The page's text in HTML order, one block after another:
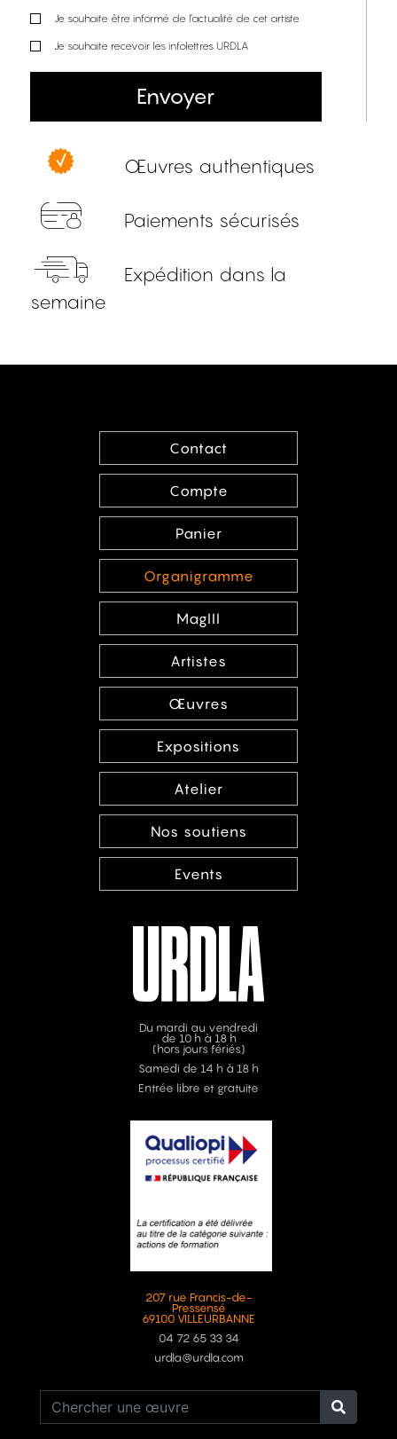
Je souhaite être informé de l’actualité de cet artiste
Je souhaite recevoir les infolettres URDLA
Envoyer
Œuvres authentiques
Paiements sécurisés
Expédition dans la
semaine
Contact
Compte
Panier
Organigramme
MagIII
Artistes
Œuvres
Expositions
Atelier
Nos soutiens
Events
Du mardi au vendredi
de 10 h à 18 h
(hors jours fériés)
Samedi de 14 h à 18 h
Entrée libre et gratuite
207 rue Francis-de-
Pressensé
69100 VILLEURBANNE
04 72 65 33 34
urdla@urdla.com